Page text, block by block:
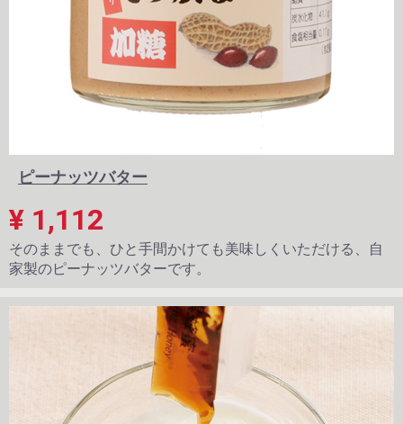
ピーナッツバター
¥ 1,112
そのままでも、ひと手間かけても美味しくいただける、自
家製のピーナッツバターです。